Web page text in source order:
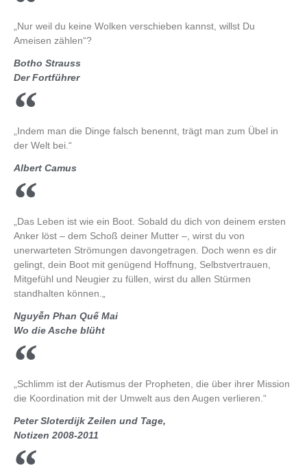
„Nur weil du keine Wolken verschieben kannst, willst Du
Ameisen zählen“?
Botho Strauss
Der Fortführer
„Indem man die Dinge falsch benennt, trägt man zum Übel in
der Welt bei.“
Albert Camus
„Das Leben ist wie ein Boot. Sobald du dich von deinem ersten
Anker löst – dem Schoß deiner Mutter –, wirst du von
unerwarteten Strömungen davongetragen. Doch wenn es dir
gelingt, dein Boot mit genügend Hoffnung, Selbstvertrauen,
Mitgefühl und Neugier zu füllen, wirst du allen Stürmen
standhalten können.„
Nguyễn Phan Quế Mai
Wo die Asche blüht
„Schlimm ist der Autismus der Propheten, die über ihrer Mission
die Koordination mit der Umwelt aus den Augen verlieren.“
Peter Sloterdijk Zeilen und Tage,
Notizen 2008-2011